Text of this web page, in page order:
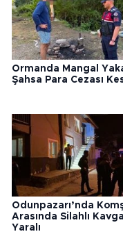
Ormanda Mangal
Şahsa Para Cezası
Odunpazarı’nda
Arasında Silahlı
Yaralı